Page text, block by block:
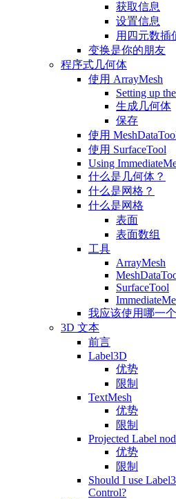
获取信息
设置信息
用四元数插
变换是你的朋友
程序式几何体
使用 ArrayMesh
Setting up
生成几何体
保存
使用
使用 SurfaceTool
Using
什么是几何体？
什么是网格？
什么是网格
表面
表面数组
工具
ArrayMesh
SurfaceTool
我应该使用哪一
3D 文本
前言
Label3D
优势
限制
TextMesh
优势
限制
Projected Label
优势
限制
Should I use
Control?